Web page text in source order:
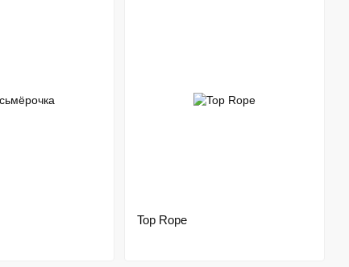
Top Rope